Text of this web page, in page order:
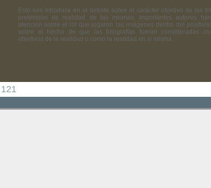
Esto nos introduce en el debate sobre el carácter objetivo de las
pretensión de realidad de las mismas. Importantes autores
atención sobre el rol que jugaron las imágenes dentro del
sobre el hecho de que las fotografías fueran consideradas
objetivos de la realidad o como la realidad en sí misma.
121